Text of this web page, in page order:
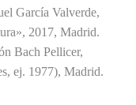
García Valverde,
2017, Madrid.
Bach Pellicer,
ej. 1977), Madrid.